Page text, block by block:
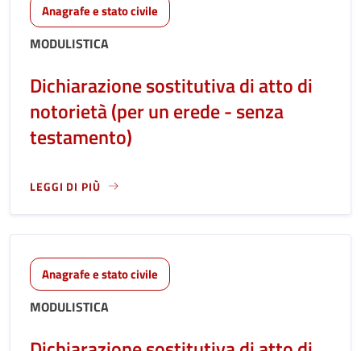
Anagrafe e stato civile
MODULISTICA
Dichiarazione sostitutiva di atto di
notorietà (per un erede - senza
testamento)
LEGGI DI PIÙ
LEGGI ANCORA RIGUARDO A: DICHIARAZIONE
Anagrafe e stato civile
MODULISTICA